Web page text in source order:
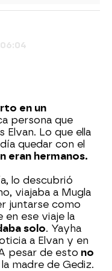
en un
persona que
Elvan. Lo que ella
quedar con el
eran hermanos.
lo descubrió
viajaba a Mugla
juntarse como
en ese viaje la
solo. Yayha
a Elvan y en
pesar de esto no
madre de Gediz.